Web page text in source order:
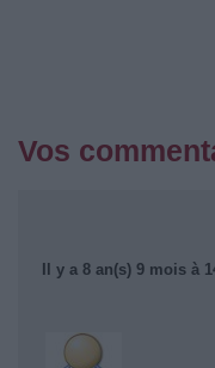
Vos
Il y a 8 an(s) 9 mois à